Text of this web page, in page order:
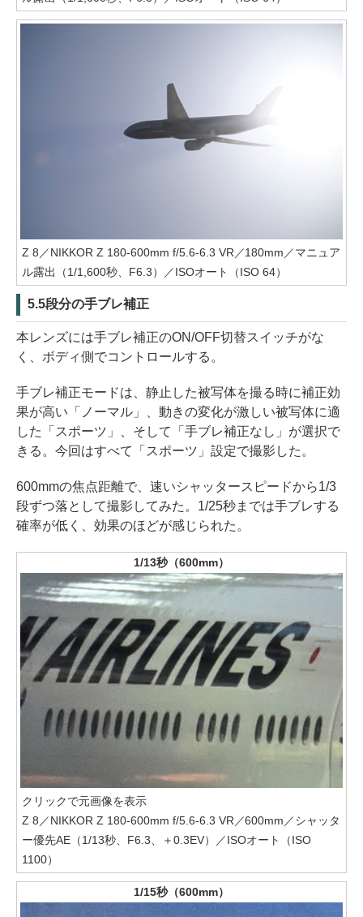
Z 8／NIKKOR Z 180-600mm f/5.6-6.3 VR／180mm／マニュア
ル露出（1/1,600秒、F6.3）／ISOオート（ISO 64）
5.5段分の手ブレ補正
本レンズには手ブレ補正のON/OFF切替スイッチがな
く、ボディ側でコントロールする。
手ブレ補正モードは、静止した被写体を撮る時に補正効
果が高い「ノーマル」、動きの変化が激しい被写体に適
した「スポーツ」、そして「手ブレ補正なし」が選択で
きる。今回はすべて「スポーツ」設定で撮影した。
600mmの焦点距離で、速いシャッタースピードから1/3
段ずつ落として撮影してみた。1/25秒までは手ブレする
確率が低く、効果のほどが感じられた。
1/13秒（600mm）
クリックで元画像を表示
Z 8／NIKKOR Z 180-600mm f/5.6-6.3 VR／600mm／シャッタ
ー優先AE（1/13秒、F6.3、＋0.3EV）／ISOオート（ISO
1100）
1/15秒（600mm）